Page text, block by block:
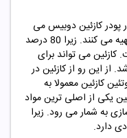
پودرکازئیندوبیس می
باشد. پروتئین کازئین را معمولا از شیر گاو تهیه می کنند. زیرا 80 درصد
کازئین می تواند برای
از این رو از کازئین در
کازئین معمولا به
یکی از اصلی ترین مواد
به شمار می رود. زیرا
دارد.